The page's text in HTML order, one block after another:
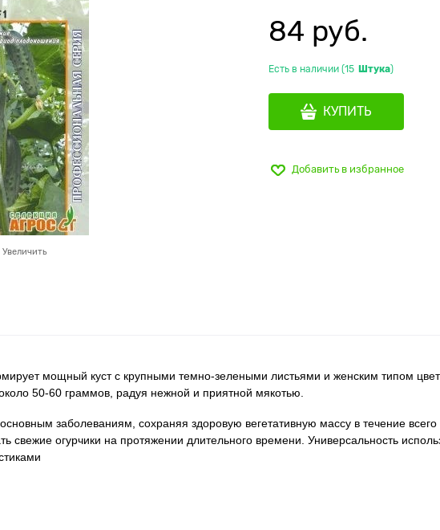
Увеличить
84 руб.
Есть в наличии (15 Штука)
КУПИТЬ
Добавить в избранное
мощный куст с крупными темно-зелеными листьями и женским типом
50-60 граммов, радуя нежной и приятной мякотью.
заболеваниям, сохраняя здоровую вегетативную массу в течение
свежие огурчики на протяжении длительного времени. Универсальность